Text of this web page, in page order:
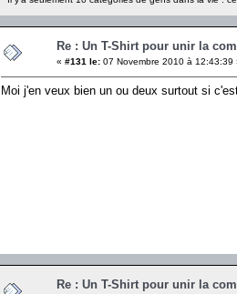
Re : Un T-Shirt pour unir la
« #131 le: 07 Novembre 2010 à 12:43:39
Moi j'en veux bien un ou deux surtout si
Re : Un T-Shirt pour unir la